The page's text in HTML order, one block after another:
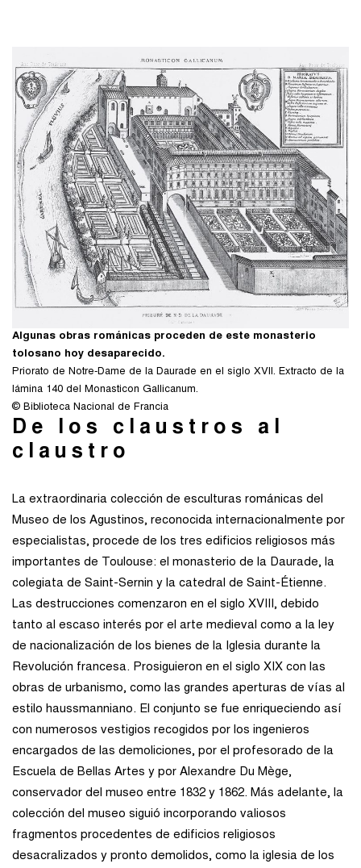
Algunas obras románicas proceden de este monasterio
tolosano hoy desaparecido.
Priorato de Notre-Dame de la Daurade en el siglo XVII. Extracto de la
lámina 140 del Monasticon Gallicanum.
© Biblioteca Nacional de Francia
De los claustros al
claustro
La extraordinaria colección de esculturas románicas del
Museo de los Agustinos, reconocida internacionalmente por
especialistas, procede de los tres edificios religiosos más
importantes de Toulouse: el monasterio de la Daurade, la
colegiata de Saint-Sernin y la catedral de Saint-Étienne.
Las destrucciones comenzaron en el siglo XVIII, debido
tanto al escaso interés por el arte medieval como a la ley
de nacionalización de los bienes de la Iglesia durante la
Revolución francesa. Prosiguieron en el siglo XIX con las
obras de urbanismo, como las grandes aperturas de vías al
estilo haussmanniano. El conjunto se fue enriqueciendo así
con numerosos vestigios recogidos por los ingenieros
encargados de las demoliciones, por el profesorado de la
Escuela de Bellas Artes y por Alexandre Du Mège,
conservador del museo entre 1832 y 1862. Más adelante, la
colección del museo siguió incorporando valiosos
fragmentos procedentes de edificios religiosos
desacralizados y pronto demolidos, como la iglesia de los